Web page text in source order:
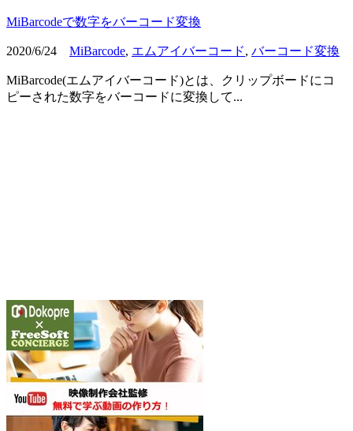
MiBarcodeで数字をバーコード変換
2020/6/24 MiBarcode, エムアイバーコード, バーコード変換
MiBarcode(エムアイバーコード)とは、クリップボードにコ
ピーされた数字をバーコードに変換して...